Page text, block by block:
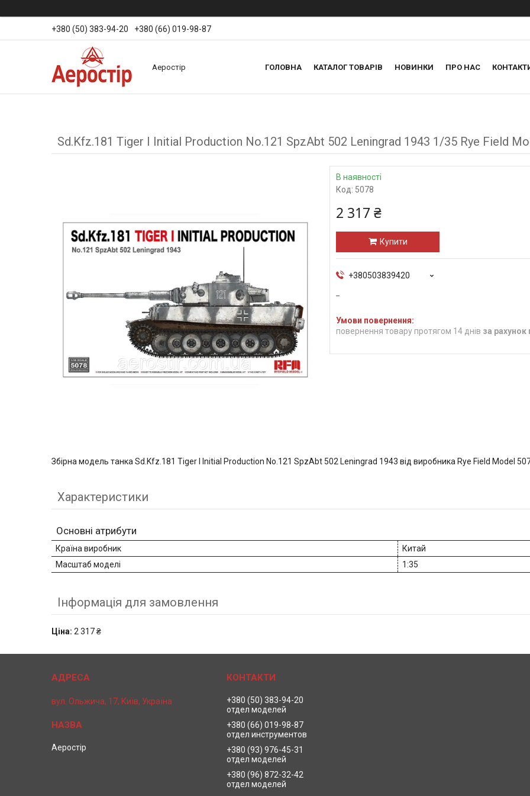
+380 (50) 383-94-20 +380 (66) 019-98-87
Аеростір ГОЛОВНА КАТАЛОГ ТОВАРІВ НОВИНКИ ПРО НАС
Sd.Kfz.181 Tiger I Initial Production No.121 SpzAbt 502 Leningrad 1943 1/35 Rye Field
В наявності
Код: 5078
2 317 ₴
Купити
+380503839420
повернення товару протягом 14 днів за рахунок
Збірна модель танка Sd.Kfz.181 Tiger I Initial Production No.121 SpzAbt 502 Leningrad 1943 від виробника Rye Field Model
Характеристики
Основні атрибути
Країна виробник
Китай
Масштаб моделі
1:35
Інформація для замовлення
Ціна: 2 317 ₴
вул. Ольжича, 17, Київ, Україна
Аеростір
+380 (50) 383-94-20
отдел моделей
+380 (66) 019-98-87
отдел инструментов
+380 (93) 976-45-31
отдел моделей
+380 (96) 872-32-42
отдел моделей